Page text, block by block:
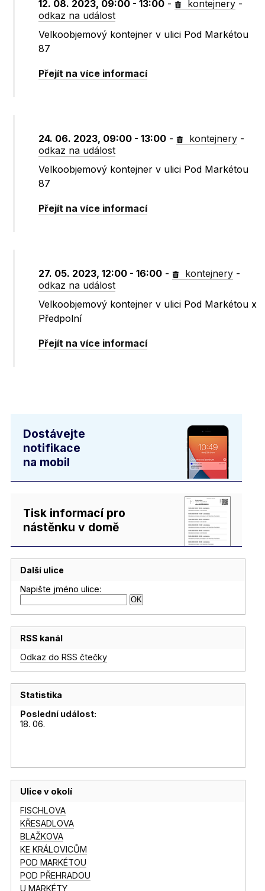
12. 08. 2023, 09:00 - 13:00 - kontejnery -
odkaz na událost
Velkoobjemový kontejner v ulici Pod Markétou
87
Přejít na více informací
24. 06. 2023, 09:00 - 13:00 - kontejnery -
odkaz na událost
Velkoobjemový kontejner v ulici Pod Markétou
87
Přejít na více informací
27. 05. 2023, 12:00 - 16:00 - kontejnery -
odkaz na událost
Velkoobjemový kontejner v ulici Pod Markétou x
Předpolní
Přejít na více informací
Dostávejte
notifikace
na mobil
Tisk informací pro
nástěnku v domě
Další ulice
Napište jméno ulice:
RSS kanál
Odkaz do RSS čtečky
Statistika
Poslední událost:
18. 06.
Ulice v okolí
FISCHLOVA
KŘESADLOVA
BLAŽKOVA
KE KRÁLOVICŮM
POD MARKÉTOU
POD PŘEHRADOU
U MARKÉTY